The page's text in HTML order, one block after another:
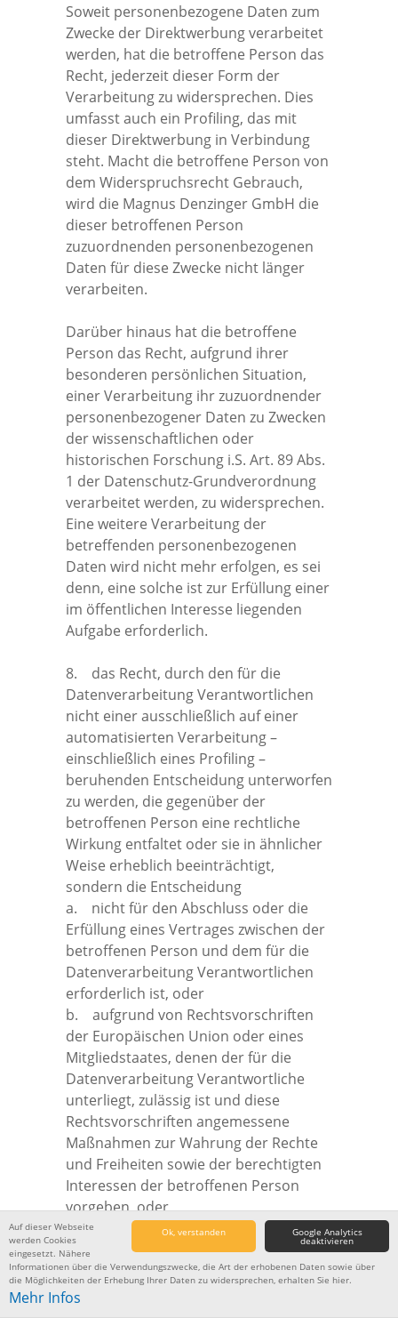
Google Analytics
deaktivieren
Ok, verstanden
Auf dieser Webseite
werden Cookies
eingesetzt. Nähere
Informationen über die Verwendungszwecke, die Art der erhobenen Daten sowie über
die Möglichkeiten der Erhebung Ihrer Daten zu widersprechen, erhalten Sie hier.
Mehr Infos
Soweit personenbezogene Daten zum
Zwecke der Direktwerbung verarbeitet
werden, hat die betroffene Person das
Recht, jederzeit dieser Form der
Verarbeitung zu widersprechen. Dies
umfasst auch ein Profiling, das mit
dieser Direktwerbung in Verbindung
steht. Macht die betroffene Person von
dem Widerspruchsrecht Gebrauch,
wird die Magnus Denzinger GmbH die
dieser betroffenen Person
zuzuordnenden personenbezogenen
Daten für diese Zwecke nicht länger
verarbeiten.
Darüber hinaus hat die betroffene
Person das Recht, aufgrund ihrer
besonderen persönlichen Situation,
einer Verarbeitung ihr zuzuordnender
personenbezogener Daten zu Zwecken
der wissenschaftlichen oder
historischen Forschung i.S. Art. 89 Abs.
1 der Datenschutz-Grundverordnung
verarbeitet werden, zu widersprechen.
Eine weitere Verarbeitung der
betreffenden personenbezogenen
Daten wird nicht mehr erfolgen, es sei
denn, eine solche ist zur Erfüllung einer
im öffentlichen Interesse liegenden
Aufgabe erforderlich.
8. das Recht, durch den für die
Datenverarbeitung Verantwortlichen
nicht einer ausschließlich auf einer
automatisierten Verarbeitung –
einschließlich eines Profiling –
beruhenden Entscheidung unterworfen
zu werden, die gegenüber der
betroffenen Person eine rechtliche
Wirkung entfaltet oder sie in ähnlicher
Weise erheblich beeinträchtigt,
sondern die Entscheidung
a. nicht für den Abschluss oder die
Erfüllung eines Vertrages zwischen der
betroffenen Person und dem für die
Datenverarbeitung Verantwortlichen
erforderlich ist, oder
b. aufgrund von Rechtsvorschriften
der Europäischen Union oder eines
Mitgliedstaates, denen der für die
Datenverarbeitung Verantwortliche
unterliegt, zulässig ist und diese
Rechtsvorschriften angemessene
Maßnahmen zur Wahrung der Rechte
und Freiheiten sowie der berechtigten
Interessen der betroffenen Person
vorgeben, oder
c. mit ausdrücklicher Einwilligung der
betroffenen Person erfolgt.
Die Magnus Denzinger GmbH wird für